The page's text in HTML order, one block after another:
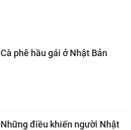
Cà phê hầu gái ở Nhật Bản
Những điều khiến người Nhật